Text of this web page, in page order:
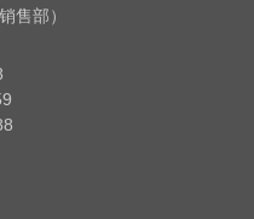
售部）